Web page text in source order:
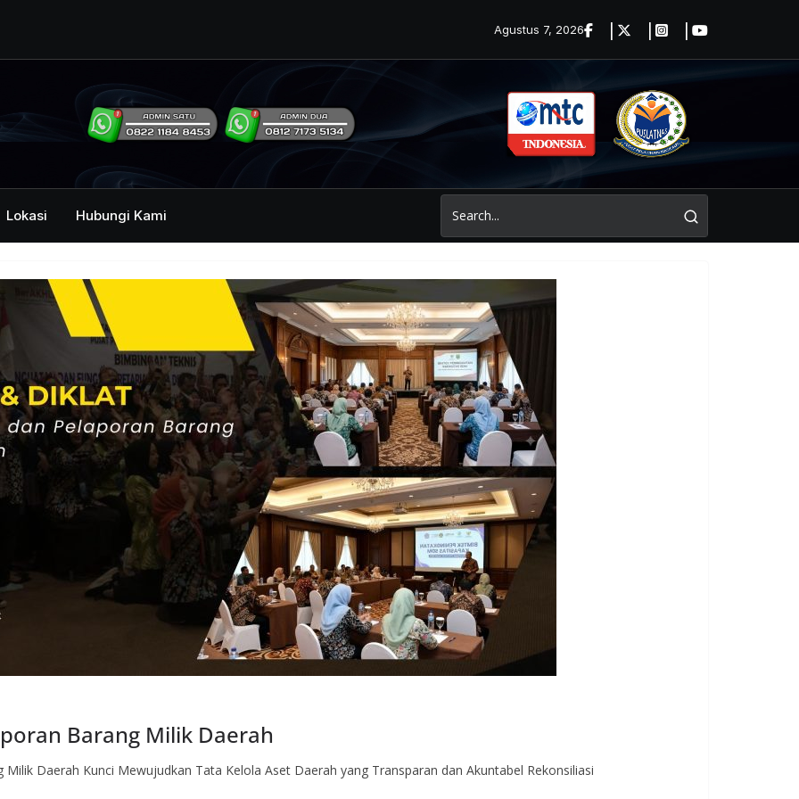
Acara
dan Kehumasan
Agustus 7, 2026
Lokasi Hubungi Kami
Barang Milik Daerah
Daerah Kunci Mewujudkan Tata Kelola Aset Daerah yang Transparan dan Akuntabel Rekonsiliasi